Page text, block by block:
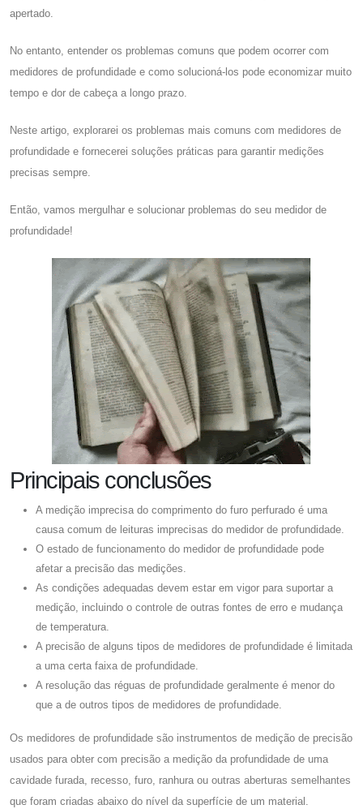
apertado.
No entanto, entender os problemas comuns que podem ocorrer com
medidores de profundidade e como solucioná-los pode economizar muito
tempo e dor de cabeça a longo prazo.
Neste artigo, explorarei os problemas mais comuns com medidores de
profundidade e fornecerei soluções práticas para garantir medições
precisas sempre.
Então, vamos mergulhar e solucionar problemas do seu medidor de
profundidade!
Principais conclusões
A medição imprecisa do comprimento do furo perfurado é uma
causa comum de leituras imprecisas do medidor de profundidade.
O estado de funcionamento do medidor de profundidade pode
afetar a precisão das medições.
As condições adequadas devem estar em vigor para suportar a
medição, incluindo o controle de outras fontes de erro e mudança
de temperatura.
A precisão de alguns tipos de medidores de profundidade é limitada
a uma certa faixa de profundidade.
A resolução das réguas de profundidade geralmente é menor do
que a de outros tipos de medidores de profundidade.
Os medidores de profundidade são instrumentos de medição de precisão
usados ​​para obter com precisão a medição da profundidade de uma
cavidade furada, recesso, furo, ranhura ou outras aberturas semelhantes
que foram criadas abaixo do nível da superfície de um material.